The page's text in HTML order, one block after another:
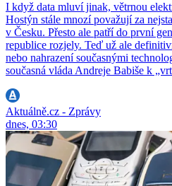
I když data mluví jinak, větrnou
Hostýn stále mnozí považují za
v Česku. Přesto ale patří do první
republice rozjely. Teď už ale
nebo nahrazení současnými
současná vláda Andreje Babiše k
Aktuálně.cz - Zprávy
dnes, 03:30